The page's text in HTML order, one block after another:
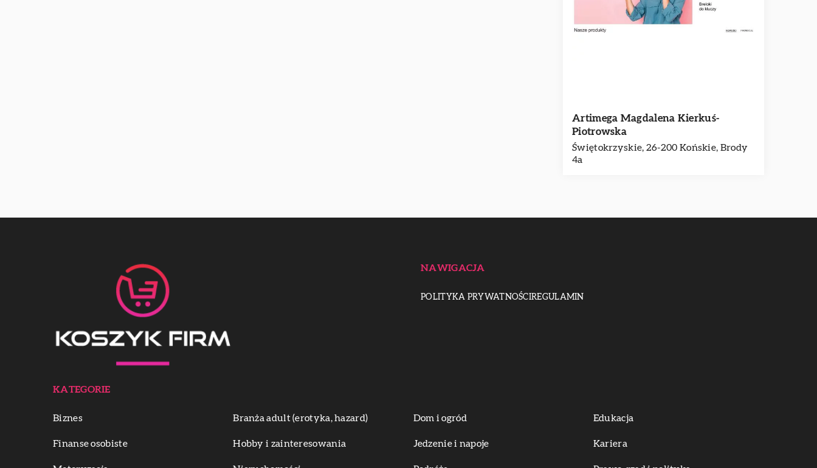
Artimega Magdalena Kierkuś-
Piotrowska
Świętokrzyskie, 26-200 Końskie, Brody
4a
NAWIGACJA
POLITYKA PRYWATNOŚCIREGULAMIN
KATEGORIE
Biznes Branża adult (erotyka, hazard) Dom i ogród Edukacja
Finanse osobiste Hobby i zainteresowania Jedzenie i napoje Kariera